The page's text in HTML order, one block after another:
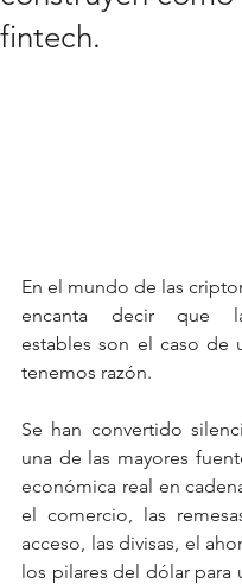
fintech.
En el mundo de las
encanta decir que
estables son el caso de
tenemos razón.
Se han convertido
una de las mayores
económica real en
el comercio, las
acceso, las divisas, el
los pilares del dólar para